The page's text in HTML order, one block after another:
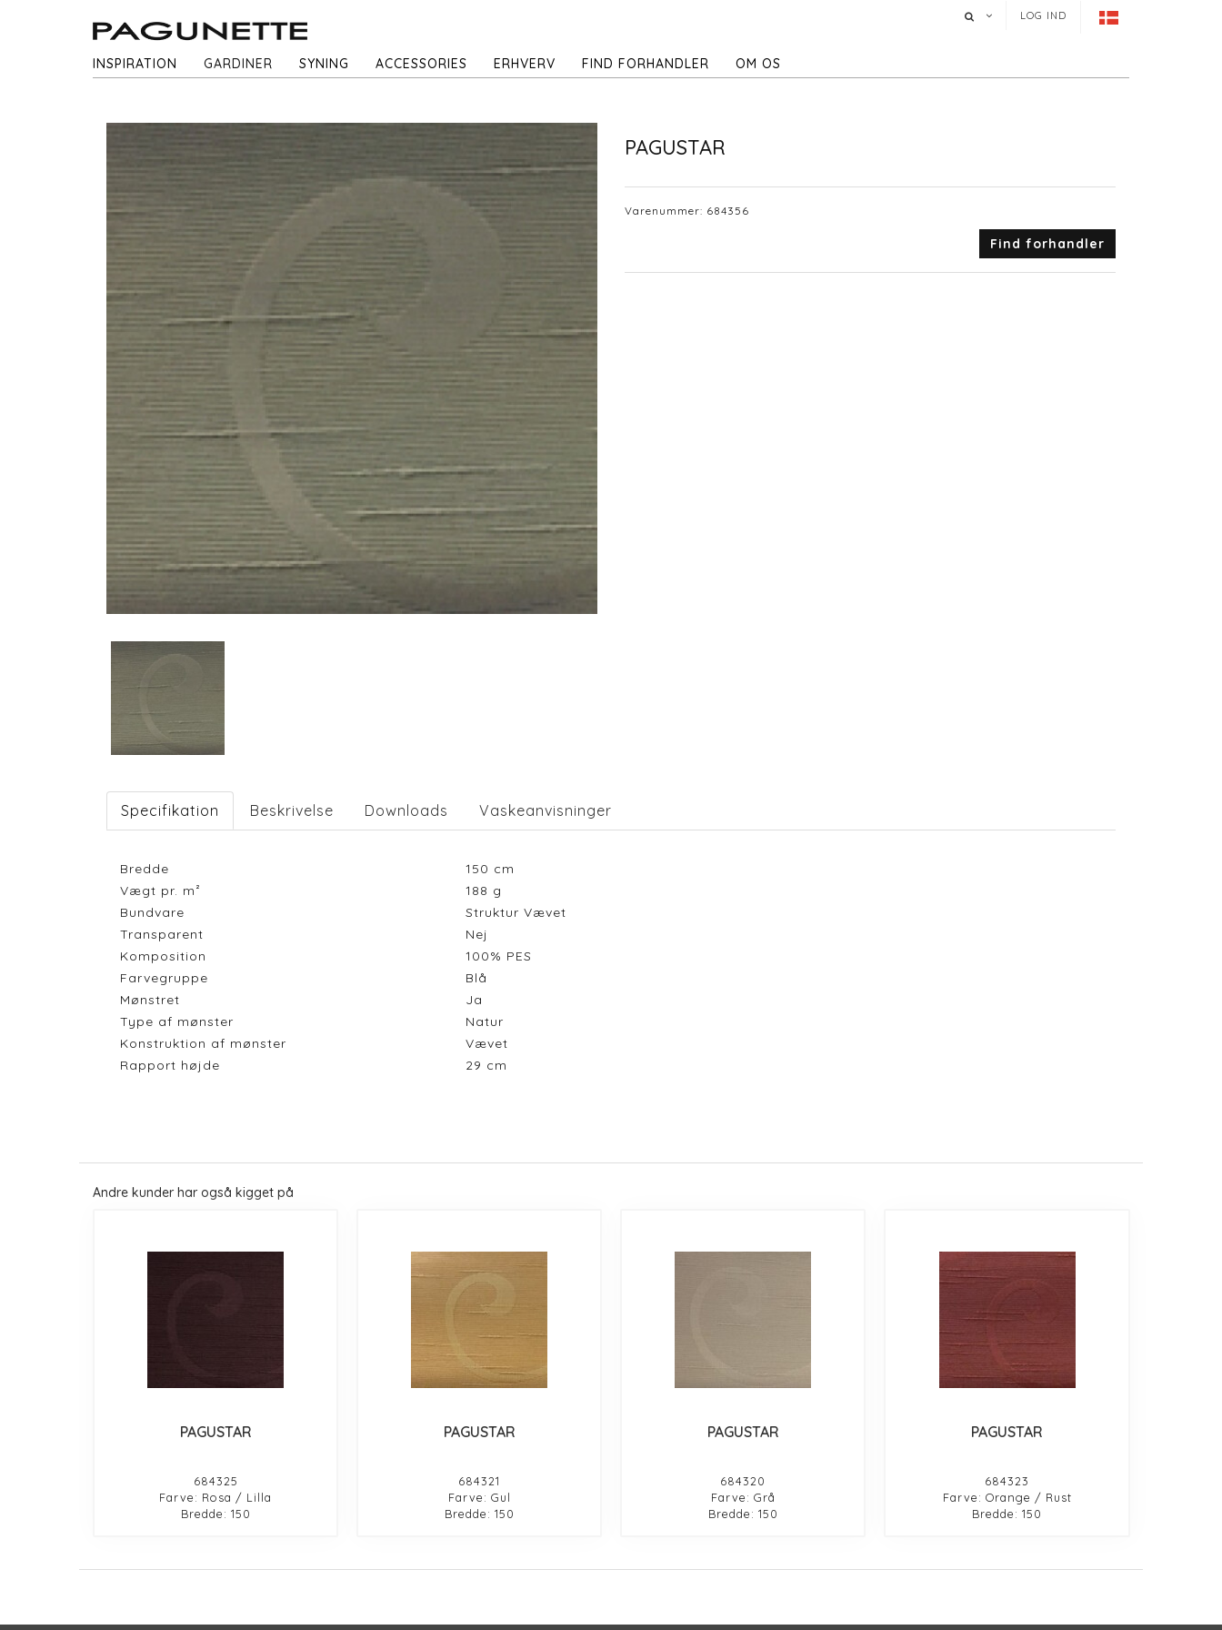
LOG IND
INSPIRATION GARDINER SYNING ACCESSORIES ERHVERV FIND FORHANDLER OM OS
PAGUSTAR
Varenummer: 684356
Find forhandler
Specifikation Beskrivelse Downloads Vaskeanvisninger
Bredde 150 cm
Vægt pr. m²
188 g
Bundvare
Struktur Vævet
Transparent
Nej
Komposition
100% PES
Farvegruppe
Blå
Mønstret
Ja
Type af mønster
Natur
Konstruktion af mønster
Vævet
Rapport højde
29 cm
Andre kunder har også kigget på
PAGUSTAR
684325
Farve: Rosa / Lilla
Bredde: 150
PAGUSTAR
684321
Farve: Gul
Bredde: 150
PAGUSTAR
684320
Farve: Grå
Bredde: 150
PAGUSTAR
684323
Farve: Orange / Rust
Bredde: 150